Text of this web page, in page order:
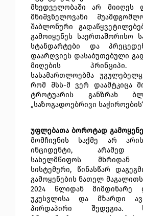
მხედველობაში არ მიიღეს
მნიშვნელოვანი
შაბლონური
გამოიყენეს საერთაშორისო
სტანდარტები და
დაარღვიეს დასაბუთებული
მიღების პრინციპი.
სასამართლოებმა
რომ შსს-მ ვერ დაამტკიცა
ტროტუარის განზრახ
„საზოგადოებრივი
უფლებათა ბოროტად
მომჩივნის საქმე არ
ინციდენტი, არამედ
სახელმწიფოს მხრიდან
სისტემური, წინასწარ
გამოყენების ნათელ
2024 წლიდან მიმდინარე
უკუსვლისა და მზარდი
პირდაპირი შედეგია.